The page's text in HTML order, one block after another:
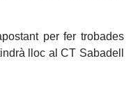
per fer trobades
lloc al CT Sabadell